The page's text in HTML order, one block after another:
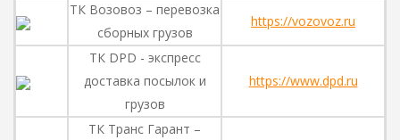
ТК Возовоз – перевозка
сборных грузов
https://vozovoz.ru
ТК DPD - экспресс
доставка посылок и
грузов
https://www.dpd.ru
ТК Транс Гарант –